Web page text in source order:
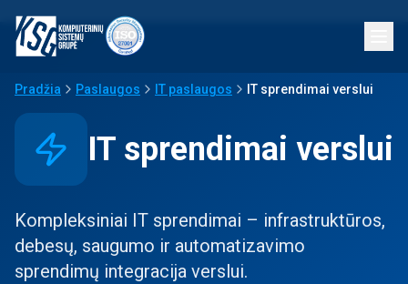
Pradžia Paslaugos IT paslaugos IT sprendimai verslui
IT sprendimai verslui
Kompleksiniai IT sprendimai – infrastruktūros,
debesų, saugumo ir automatizavimo
sprendimų integracija verslui.